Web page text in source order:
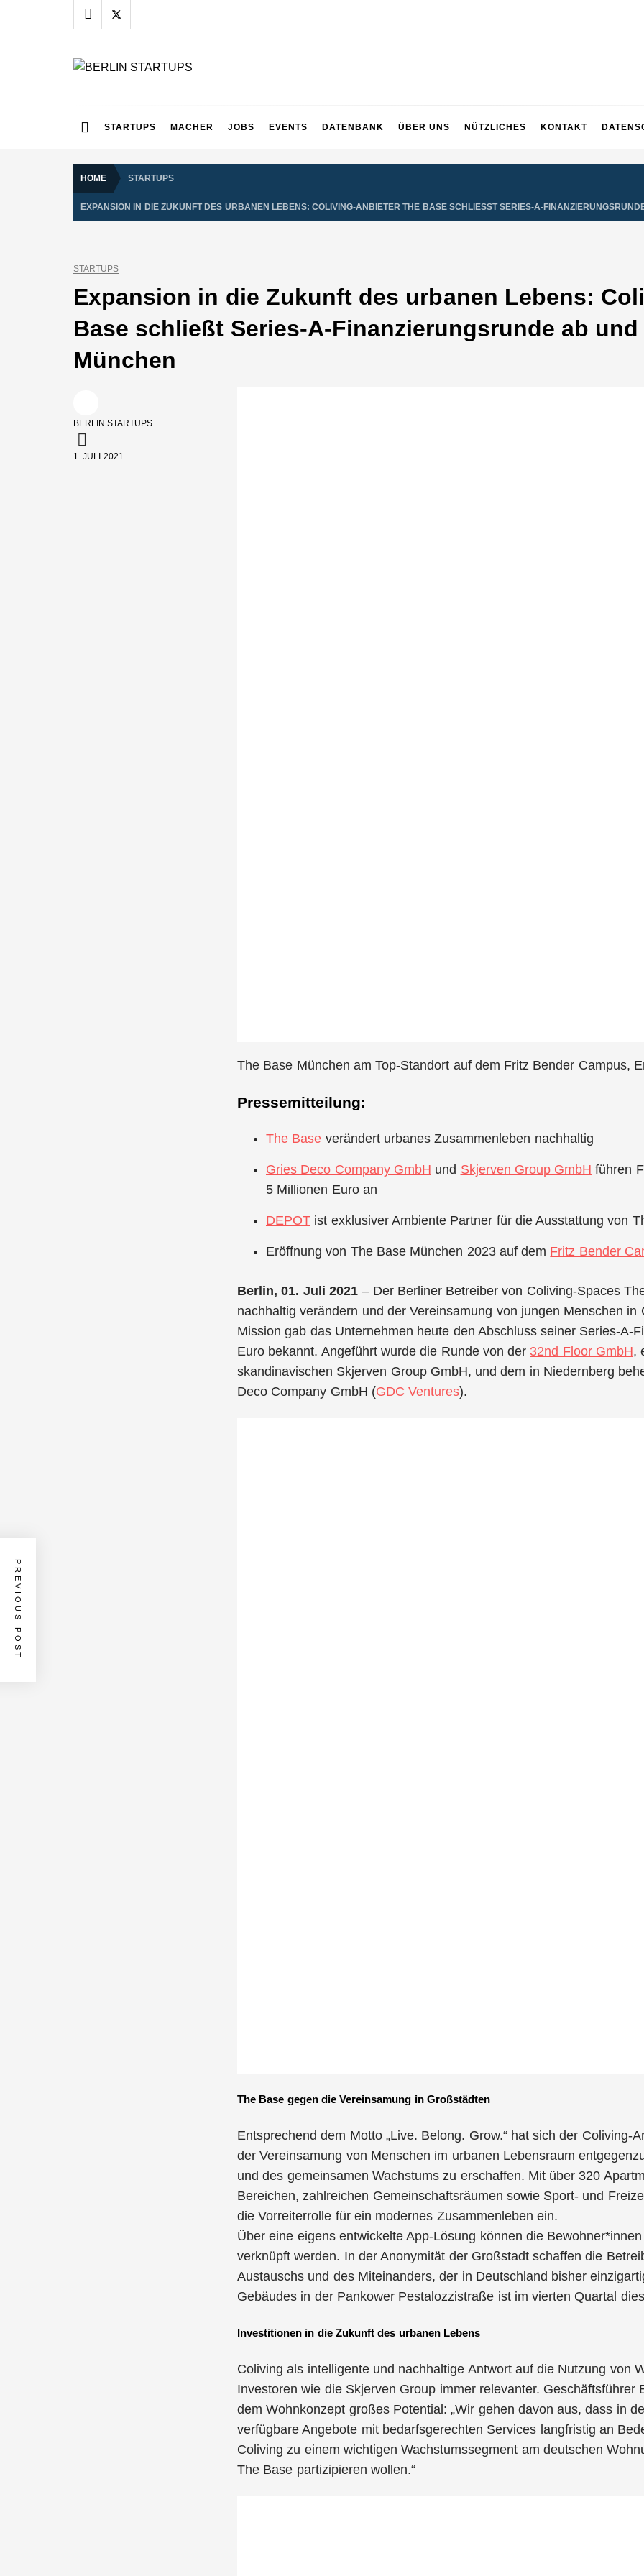
to
STARTUPS MACHER JOBS EVENTS DATENBANK ÜBER UNS NÜTZLICHES KONTAKT
HOME STARTUPS
EXPANSION IN DIE ZUKUNFT DES URBANEN LEBENS: COLIVING-ANBIETER THE BASE SCHLIESST SERIES-A-
STARTUPS
Expansion in die Zukunft des urbanen Lebens:
Base schließt Series-A-Finanzierungsrunde ab
München
BERLIN STARTUPS
1. JULI 2021
The Base München am Top-Standort auf dem Fritz Bender Campus,
Pressemitteilung:
The Base verändert urbanes Zusammenleben nachhaltig
Gries Deco Company GmbH und Skjerven Group GmbH führen
5 Millionen Euro an
DEPOT ist exklusiver Ambiente Partner für die Ausstattung von
Eröffnung von The Base München 2023 auf dem Fritz Bender
Berlin, 01. Juli 2021– Der Berliner Betreiber von Coliving-Spaces
nachhaltig verändern und der Vereinsamung von jungen Menschen
Mission gab das Unternehmen heute den Abschluss seiner Series-A-
Euro bekannt. Angeführt wurde die Runde von der 32nd Floor GmbH,
skandinavischen Skjerven Group GmbH, und dem in Niedernberg
Deco Company GmbH (GDC Ventures).
The Base gegen die Vereinsamung in Großstädten
Entsprechend dem Motto „Live. Belong. Grow.“ hat sich der Coliving-
der Vereinsamung von Menschen im urbanen Lebensraum
und des gemeinsamen Wachstums zu erschaffen. Mit über 320
Bereichen, zahlreichen Gemeinschaftsräumen sowie Sport- und
die Vorreiterrolle für ein modernes Zusammenleben ein.
Über eine eigens entwickelte App-Lösung können die
verknüpft werden. In der Anonymität der Großstadt schaffen die
Austauschs und des Miteinanders, der in Deutschland bisher
Gebäudes in der Pankower Pestalozzistraße ist im vierten Quartal
Investitionen in die Zukunft des urbanen Lebens
Coliving als intelligente und nachhaltige Antwort auf die Nutzung von
Investoren wie die Skjerven Group immer relevanter. Geschäftsführer
dem Wohnkonzept großes Potential: „Wir gehen davon aus, dass in
verfügbare Angebote mit bedarfsgerechten Services langfristig an
Coliving zu einem wichtigen Wachstumssegment am deutschen
The Base partizipieren wollen.“
PREVIOUS POST